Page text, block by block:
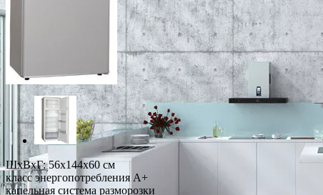
ШхВхГ: 56х144х60 см
класс энергопотребления A+
капельная система разморозки